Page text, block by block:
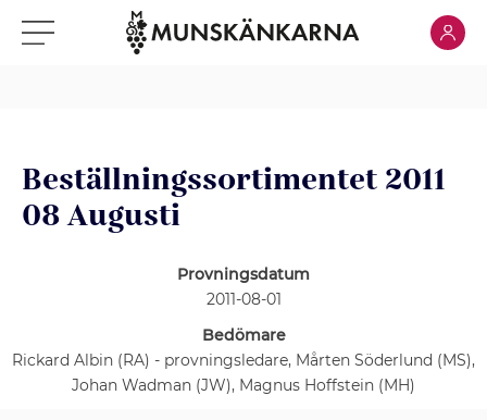
Klicka för meny Klicka
Beställningssortimentet 2011
08 Augusti
Provningsdatum
2011-08-01
Bedömare
Rickard Albin (RA) - provningsledare, Mårten Söderlund (MS),
Johan Wadman (JW), Magnus Hoffstein (MH)